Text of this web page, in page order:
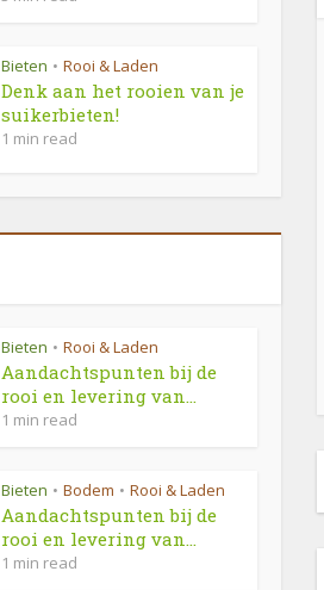
Bieten • Rooi & Laden
Denk aan het rooien van je
suikerbieten!
1 min read
Bieten • Rooi & Laden
Aandachtspunten bij de
rooi en levering van...
1 min read
Bieten • Bodem • Rooi & Laden
Aandachtspunten bij de
rooi en levering van...
1 min read